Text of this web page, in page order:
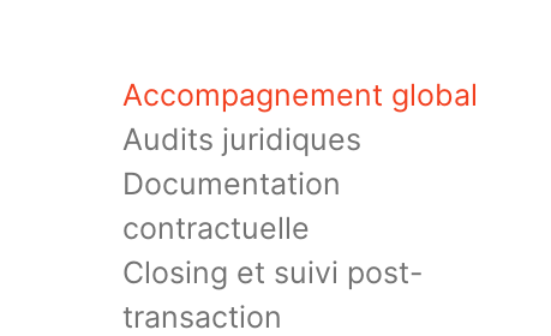
Accompagnement global
Audits juridiques
Documentation
contractuelle
Closing et suivi post-
transaction